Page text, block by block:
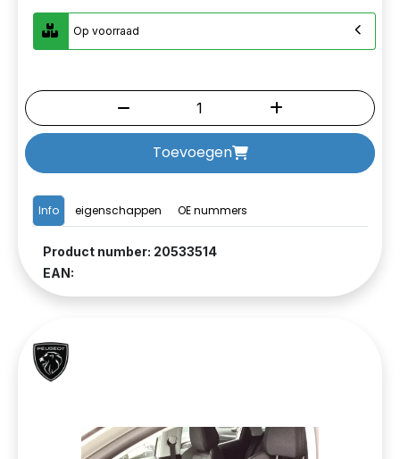
Info eigenschappen OE nummers
Product number: 20533514
EAN:
Op voorraad
Toevoegen